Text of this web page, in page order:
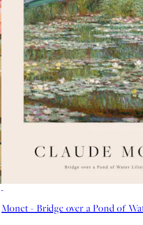
Monet - Bridge over a Pond of